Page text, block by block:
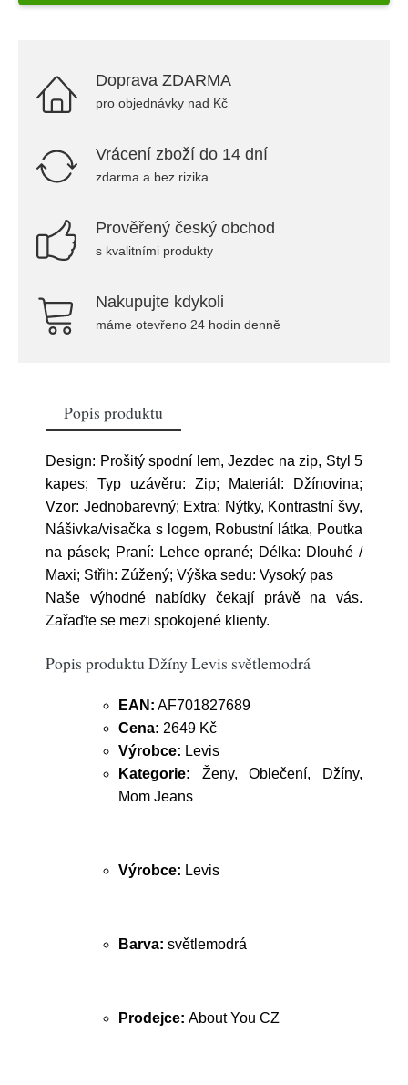
Doprava ZDARMA
pro objednávky nad Kč
Vrácení zboží do 14 dní
zdarma a bez rizika
Prověřený český obchod
s kvalitními produkty
Nakupujte kdykoli
máme otevřeno 24 hodin denně
Popis produktu
Design: Prošitý spodní lem, Jezdec na zip, Styl 5
kapes; Typ uzávěru: Zip; Materiál: Džínovina;
Vzor: Jednobarevný; Extra: Nýtky, Kontrastní švy,
Nášivka/visačka s logem, Robustní látka, Poutka
na pásek; Praní: Lehce oprané; Délka: Dlouhé /
Maxi; Střih: Zúžený; Výška sedu: Vysoký pas
Naše výhodné nabídky čekají právě na vás.
Zařaďte se mezi spokojené klienty.
Popis produktu Džíny Levis světlemodrá
EAN: AF701827689
Cena: 2649 Kč
Výrobce: Levis
Kategorie: Ženy, Oblečení, Džíny,
Mom Jeans
Výrobce: Levis
Barva: světlemodrá
Prodejce: About You CZ